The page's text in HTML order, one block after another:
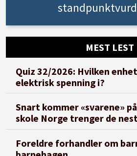
MEST LEST
Quiz 32/2026: Hvilken
elektrisk spenning i?
Snart kommer «svarene»
skole Norge trenger de
Foreldre forhandler om